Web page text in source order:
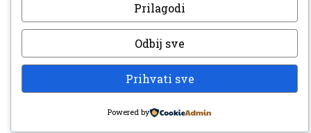
Prilagodi
Odbij sve
Prihvati sve
Powered by